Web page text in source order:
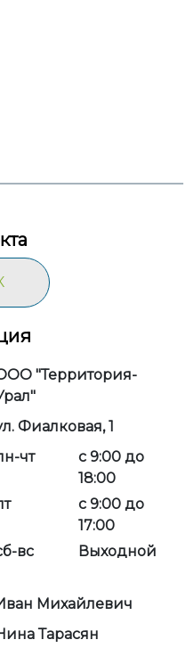
"Территория-
Фиалковая, 1
чт
с 9:00 до
18:00
с 9:00 до
17:00
вс
Выходной
Михайлевич
Тарасян